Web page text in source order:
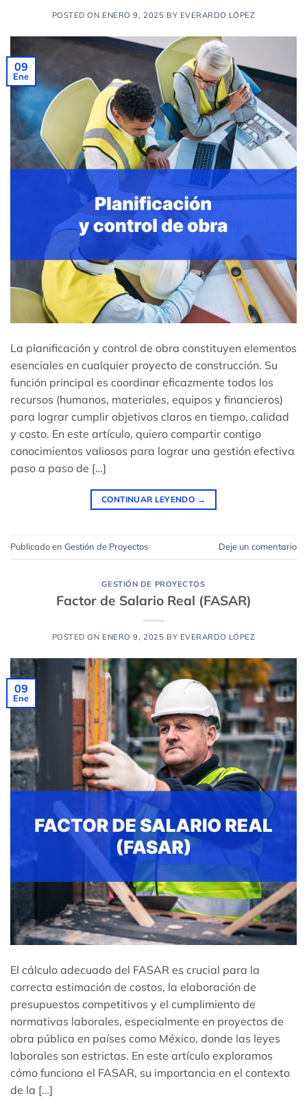
POSTED ON ENERO 9, 2025 BY EVERARDO LÓPEZ
09
Ene
La planificación y control de obra constituyen elementos
esenciales en cualquier proyecto de construcción. Su
función principal es coordinar eficazmente todos los
recursos (humanos, materiales, equipos y financieros)
para lograr cumplir objetivos claros en tiempo, calidad
y costo. En este artículo, quiero compartir contigo
conocimientos valiosos para lograr una gestión efectiva
paso a paso de […]
CONTINUAR LEYENDO →
Publicado en Gestión de Proyectos Deje un comentario
GESTIÓN DE PROYECTOS
Factor de Salario Real (FASAR)
POSTED ON ENERO 9, 2025 BY EVERARDO LÓPEZ
09
Ene
El cálculo adecuado del FASAR es crucial para la
correcta estimación de costos, la elaboración de
presupuestos competitivos y el cumplimiento de
normativas laborales, especialmente en proyectos de
obra pública en países como México, donde las leyes
laborales son estrictas. En este artículo exploramos
cómo funciona el FASAR, su importancia en el contexto
de la […]